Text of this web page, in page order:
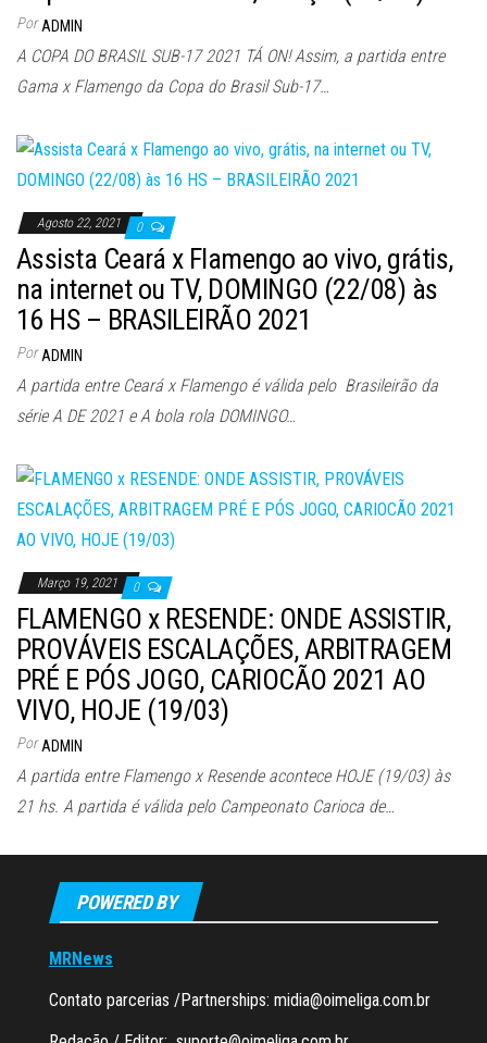
Por ADMIN
A COPA DO BRASIL SUB-17 2021 TÁ ON! Assim, a partida entre
Gama x Flamengo da Copa do Brasil Sub-17…
Agosto 22, 2021 0
Assista Ceará x Flamengo ao vivo, grátis,
na internet ou TV, DOMINGO (22/08) às
16 HS – BRASILEIRÃO 2021
Por ADMIN
A partida entre Ceará x Flamengo é válida pelo Brasileirão da
série A DE 2021 e A bola rola DOMINGO…
Março 19, 2021 0
FLAMENGO x RESENDE: ONDE ASSISTIR,
PROVÁVEIS ESCALAÇÕES, ARBITRAGEM
PRÉ E PÓS JOGO, CARIOCÃO 2021 AO
VIVO, HOJE (19/03)
Por ADMIN
A partida entre Flamengo x Resende acontece HOJE (19/03) às
21 hs. A partida é válida pelo Campeonato Carioca de…
POWERED BY
MRNews
Contato parcerias /Partnerships: midia@oimeliga.com.br